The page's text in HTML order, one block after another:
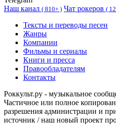
Наш канал ( 810+ ) Чат рокеров (
Тексты и переводы песен
Жанры
Компании
Фильмы и сериалы
Книги и пресса
Правообладателям
Контакты
Роккульт.ру - музыкальное
Частичное или полное
разрешения администрации и
источник / наш новый проект